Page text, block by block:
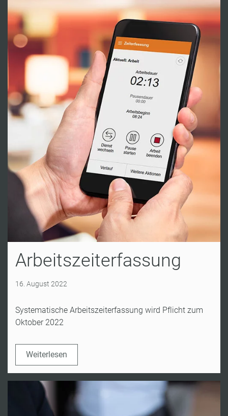
Arbeitszeiterfassung
16. August 2022
Systematische Arbeitszeiterfassung wird Pflicht zum
Oktober 2022
Weiterlesen